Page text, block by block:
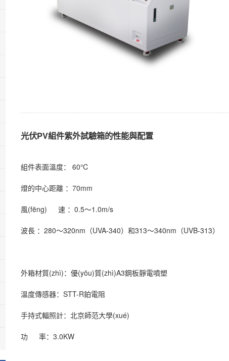
光伏PV組件紫外試驗箱的性能與配置
組件表面溫度： 60℃
燈的中心距離 ： 70mm
風(fēng) 速 ： 0.5～1.0m/s
波長 ： 280～320nm（UVA-340）和313～340nm（UVB-313）
外箱材質(zhì)： 優(yōu)質(zhì)A3鋼板靜電噴塑
溫度傳感器： STT-R鉑電阻
手持式輻照計： 北京師范大學(xué)
功 率： 3.0KW